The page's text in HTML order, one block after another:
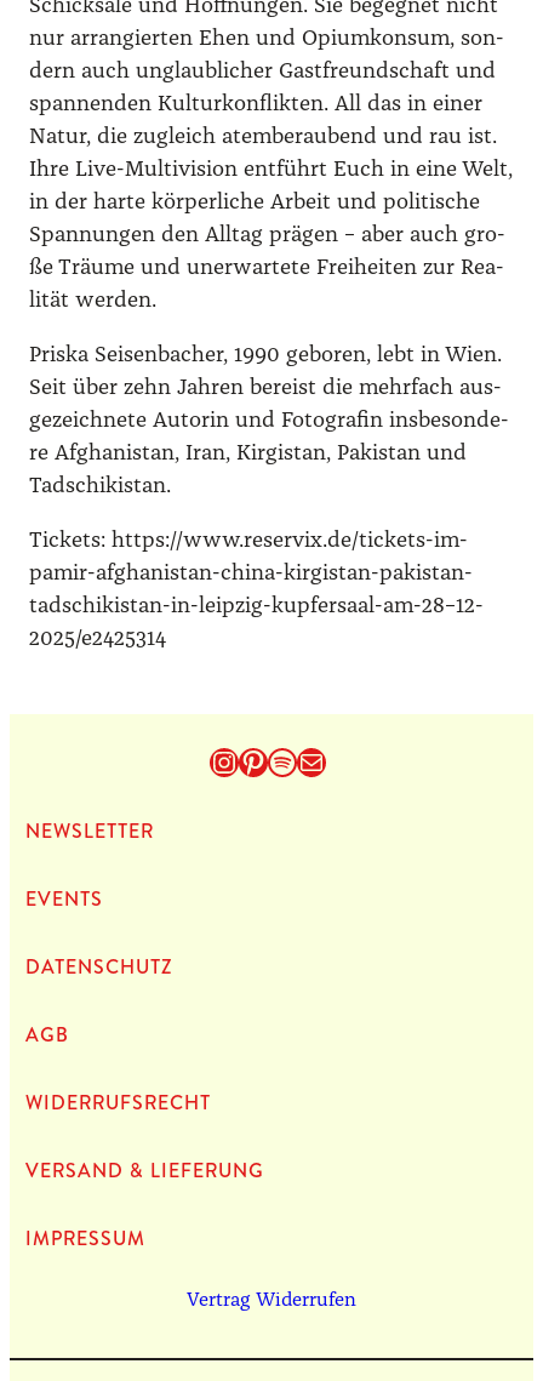
Schick­sa­le und Hoff­nun­gen. Sie begeg­net nicht
nur arran­gier­ten Ehen und Opi­um­kon­sum, son­
dern auch unglaub­li­cher Gast­freund­schaft und
span­nen­den Kul­tur­kon­flik­ten. All das in einer
Natur, die zugleich atem­be­rau­bend und rau ist.
Ihre Live-Mul­ti­vi­si­on ent­führt Euch in eine Welt,
in der har­te kör­per­li­che Arbeit und poli­ti­sche
Span­nun­gen den All­tag prä­gen – aber auch gro­
ße Träu­me und uner­war­te­te Frei­hei­ten zur Rea­
li­tät wer­den.
Pris­ka Sei­sen­ba­cher, 1990 gebo­ren, lebt in Wien.
Seit über zehn Jah­ren bereist die mehr­fach aus­
ge­zeich­ne­te Autorin und Foto­gra­fin ins­be­son­de­
re Afgha­ni­stan, Iran, Kir­gi­stan, Paki­stan und
Tadschi­ki­stan.
Tickets: https://www.reservix.de/tickets-im-
pamir-afghanistan-china-kirgistan-pakistan-
tadschikistan-in-leipzig-kupfersaal-am-28–12-
2025/e2425314
Instagram
Pinterest
Spotify
E-Mail
NEWS­LET­TER
EVENTS
DATEN­SCHUTZ
AGB
WIDERRUFSRECHT
VERSAND & LIEFERUNG
IMPRES­SUM
Vertrag Widerrufen